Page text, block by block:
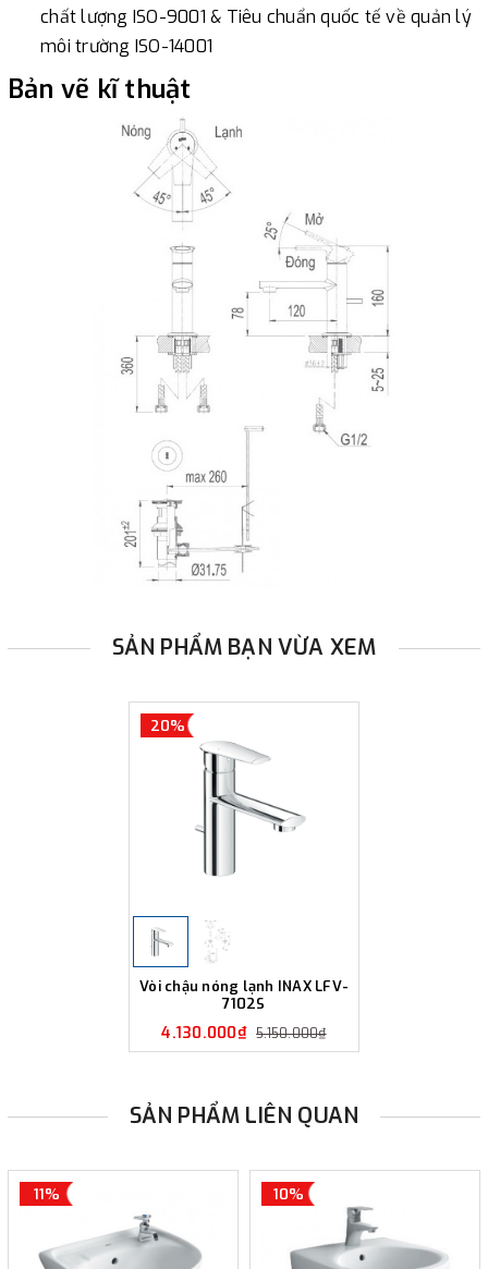
chất lượng ISO-9001 & Tiêu chuẩn quốc tế về quản lý
môi trường ISO-14001
Bản vẽ kĩ thuật
SẢN PHẨM BẠN VỪA XEM
20%
Vòi chậu nóng lạnh INAX LFV-
7102S
4.130.000₫ 5.150.000₫
SẢN PHẨM LIÊN QUAN
11% 10%